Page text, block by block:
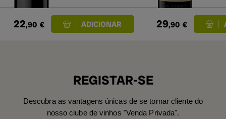
22,90 € 29,90 €
REGISTAR-SE
Descubra as vantagens únicas de se tornar cliente do
nosso clube de vinhos "Venda Privada".